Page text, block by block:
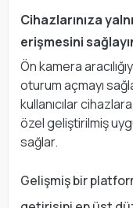
Cihazlarınıza
erişmesini
Ön kamera
oturum açmayı
kullanıcılar
özel geliştirilmiş
sağlar.
Gelişmiş bir